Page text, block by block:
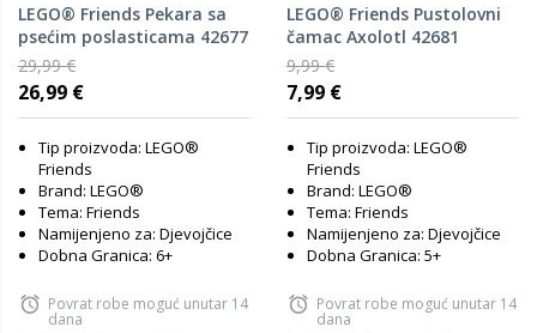
LEGO® Friends Pekara sa
psećim poslasticama 42677
29,99 €
26,99 €
Tip proizvoda: LEGO®
Friends
Brand: LEGO®
Tema: Friends
Namijenjeno za: Djevojčice
Dobna Granica: 6+
Povrat robe moguć unutar 14
dana
LEGO® Friends Pustolovni
čamac Axolotl 42681
9,99 €
7,99 €
Tip proizvoda: LEGO®
Friends
Brand: LEGO®
Tema: Friends
Namijenjeno za: Djevojčice
Dobna Granica: 5+
Povrat robe moguć unutar 14
dana